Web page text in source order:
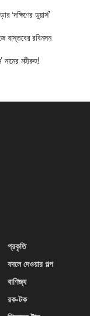
‘দক্ষিণের ডুয়ার্স’
বাস্তবের রবিনসন
নামের মহীরুহ!
প্রকৃতি
বদলে দেওয়ার গল্প
বাণিজ্য
রক-টক